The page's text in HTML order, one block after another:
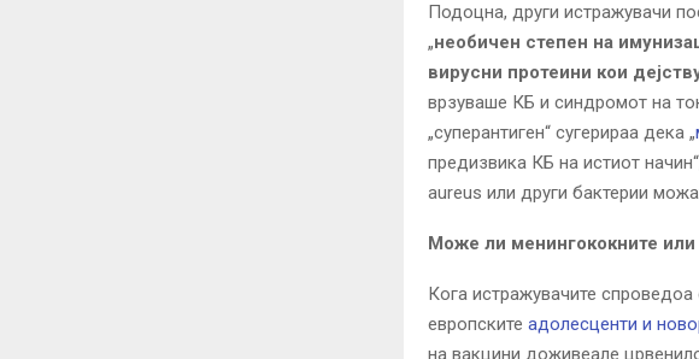
Подоцна, други истражувачи
„необичен степен на
вирусни протеини кои
врзуваше КБ и синдромот на
„суперантиген“ сугерираа дека „
предизвика КБ на истиот
aureus или други бактерии
Може ли менингококните
Кога истражувачите
европските адолесценти и
на вакцини доживеале